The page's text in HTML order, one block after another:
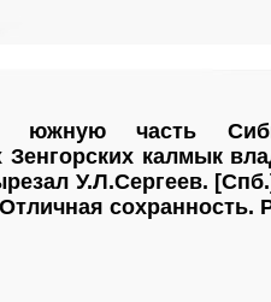
южную часть
калмык
У.Л.Сергеев.
сохранность.